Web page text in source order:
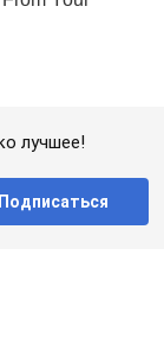
лучшее!
Подписаться